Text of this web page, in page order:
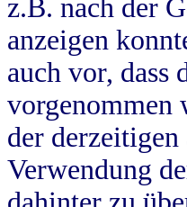
z.B. nach der
anzeigen
auch vor,
vorgenommen
der
Verwendung